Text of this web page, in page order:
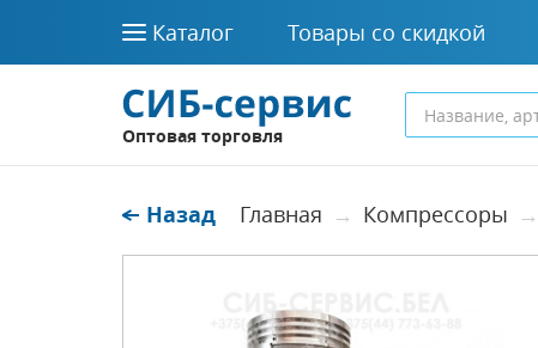
Каталог Товары со скидкой
Оптовая торговля
Назад Главная Компрессоры